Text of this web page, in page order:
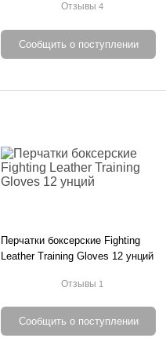
Отзывы4
Сообщить о поступлении
Перчатки боксерские Fighting
Leather Training Gloves 12 унций
Отзывы 1
Сообщить о поступлении